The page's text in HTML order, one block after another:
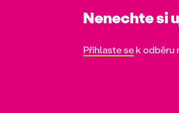
Nenechte si
Přihlaste sek odběru